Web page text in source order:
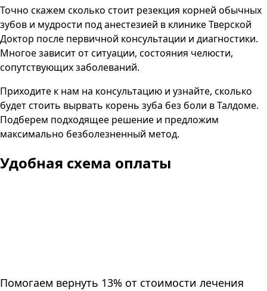
Точно скажем сколько стоит резекция корней обычных
зубов и мудрости под анестезией в клинике Тверской
Доктор после первичной консультации и диагностики.
Многое зависит от ситуации, состояния челюсти,
сопутствующих заболеваний.
Приходите к нам на консультацию и узнайте, сколько
будет стоить вырвать корень зуба без боли в Талдоме.
Подберем подходящее решение и предложим
максимально безболезненный метод.
Удобная схема оплаты
Помогаем вернуть 13% от стоимости лечения